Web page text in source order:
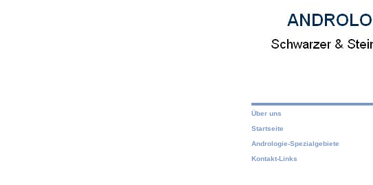
Über uns
Startseite
Andrologie-Spezialgebiete
Kontakt-Links